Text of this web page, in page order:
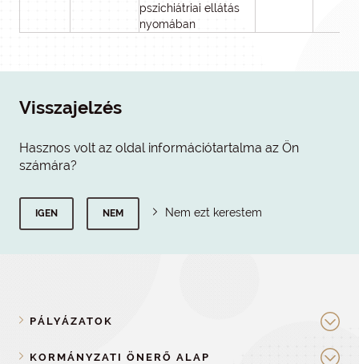
pszichiátriai ellátás
nyomában
Visszajelzés
Hasznos volt az oldal információtartalma az Ön
számára?
IGEN NEM Nem ezt kerestem
PÁLYÁZATOK
KORMÁNYZATI ÖNERŐ ALAP